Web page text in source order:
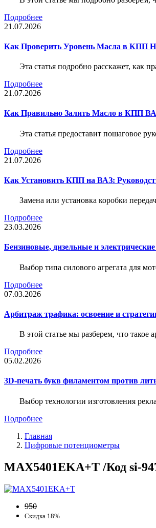
Подробнее
21.07.2026
Как Проверить Уровень Масла в КПП
Эта статья подробно расскажет,
Подробнее
21.07.2026
Как Правильно Залить Масло в КПП
Эта статья предоставит пошаговое
Подробнее
21.07.2026
Как Установить КПП на ВАЗ:
Замена или установка коробки
Подробнее
23.03.2026
Бензиновые, дизельные и
Выбор типа силового агрегата для
Подробнее
07.03.2026
Арбитраж трафика: освоение и
В этой статье мы разберем, что такое
Подробнее
05.02.2026
3D-печать букв филаментом против
Выбор технологии изготовления
Подробнее
Главная
Цифровые потенциометры
MAX5401EKA+T /Код si-
950
Скидка 18%